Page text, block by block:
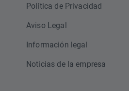
Política de Privacidad
Aviso Legal
Información legal
Noticias de la empresa